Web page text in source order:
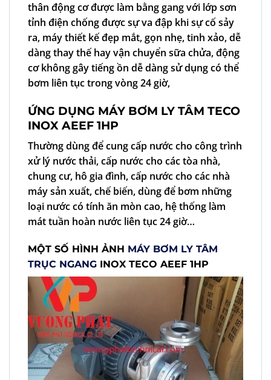
thân động cơ được làm bằng gang với lớp sơn
tỉnh điện chống được sự va đập khi sự cố sảy
ra, máy thiết kế đẹp mắt, gọn nhẹ, tinh xảo, dễ
dàng thay thế hay vận chuyển sữa chửa, động
cơ không gây tiếng ồn dễ dàng sử dụng có thể
bơm liên tục trong vòng 24 giờ,
ỨNG DỤNG MÁY BƠM LY TÂM TECO
INOX AEEF 1HP
Thường dùng để cung cấp nước cho công trình
xử lý nước thải, cấp nước cho các tòa nhà,
chung cư, hô gia đình, cấp nước cho các nhà
máy sản xuất, chế biến, dùng để bơm những
loại nước có tính ăn mòn cao, hệ thống làm
mát tuần hoàn nước liên tục 24 giờ…
MỘT SỐ HÌNH ẢNH MÁY BƠM LY TÂM
TRỤC NGANG INOX TECO AEEF 1HP